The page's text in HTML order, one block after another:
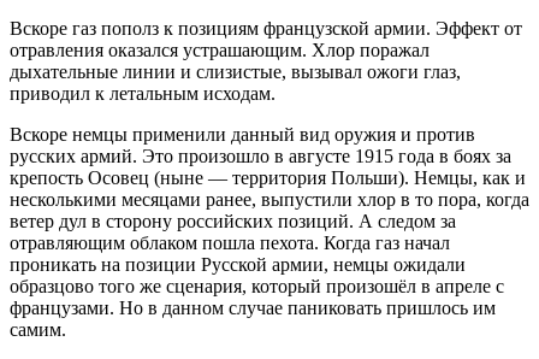
Вскоре газ пополз к позициям французской армии. Эффект от
отравления оказался устрашающим. Хлор поражал
дыхательные линии и слизистые, вызывал ожоги глаз,
приводил к летальным исходам.
Вскоре немцы применили данный вид оружия и против
русских армий. Это произошло в августе 1915 года в боях за
крепость Осовец (ныне — территория Польши). Немцы, как и
несколькими месяцами ранее, выпустили хлор в то пора, когда
ветер дул в сторону российских позиций. А следом за
отравляющим облаком пошла пехота. Когда газ начал
проникать на позиции Русской армии, немцы ожидали
образцово того же сценария, который произошёл в апреле с
французами. Но в данном случае паниковать пришлось им
самим.